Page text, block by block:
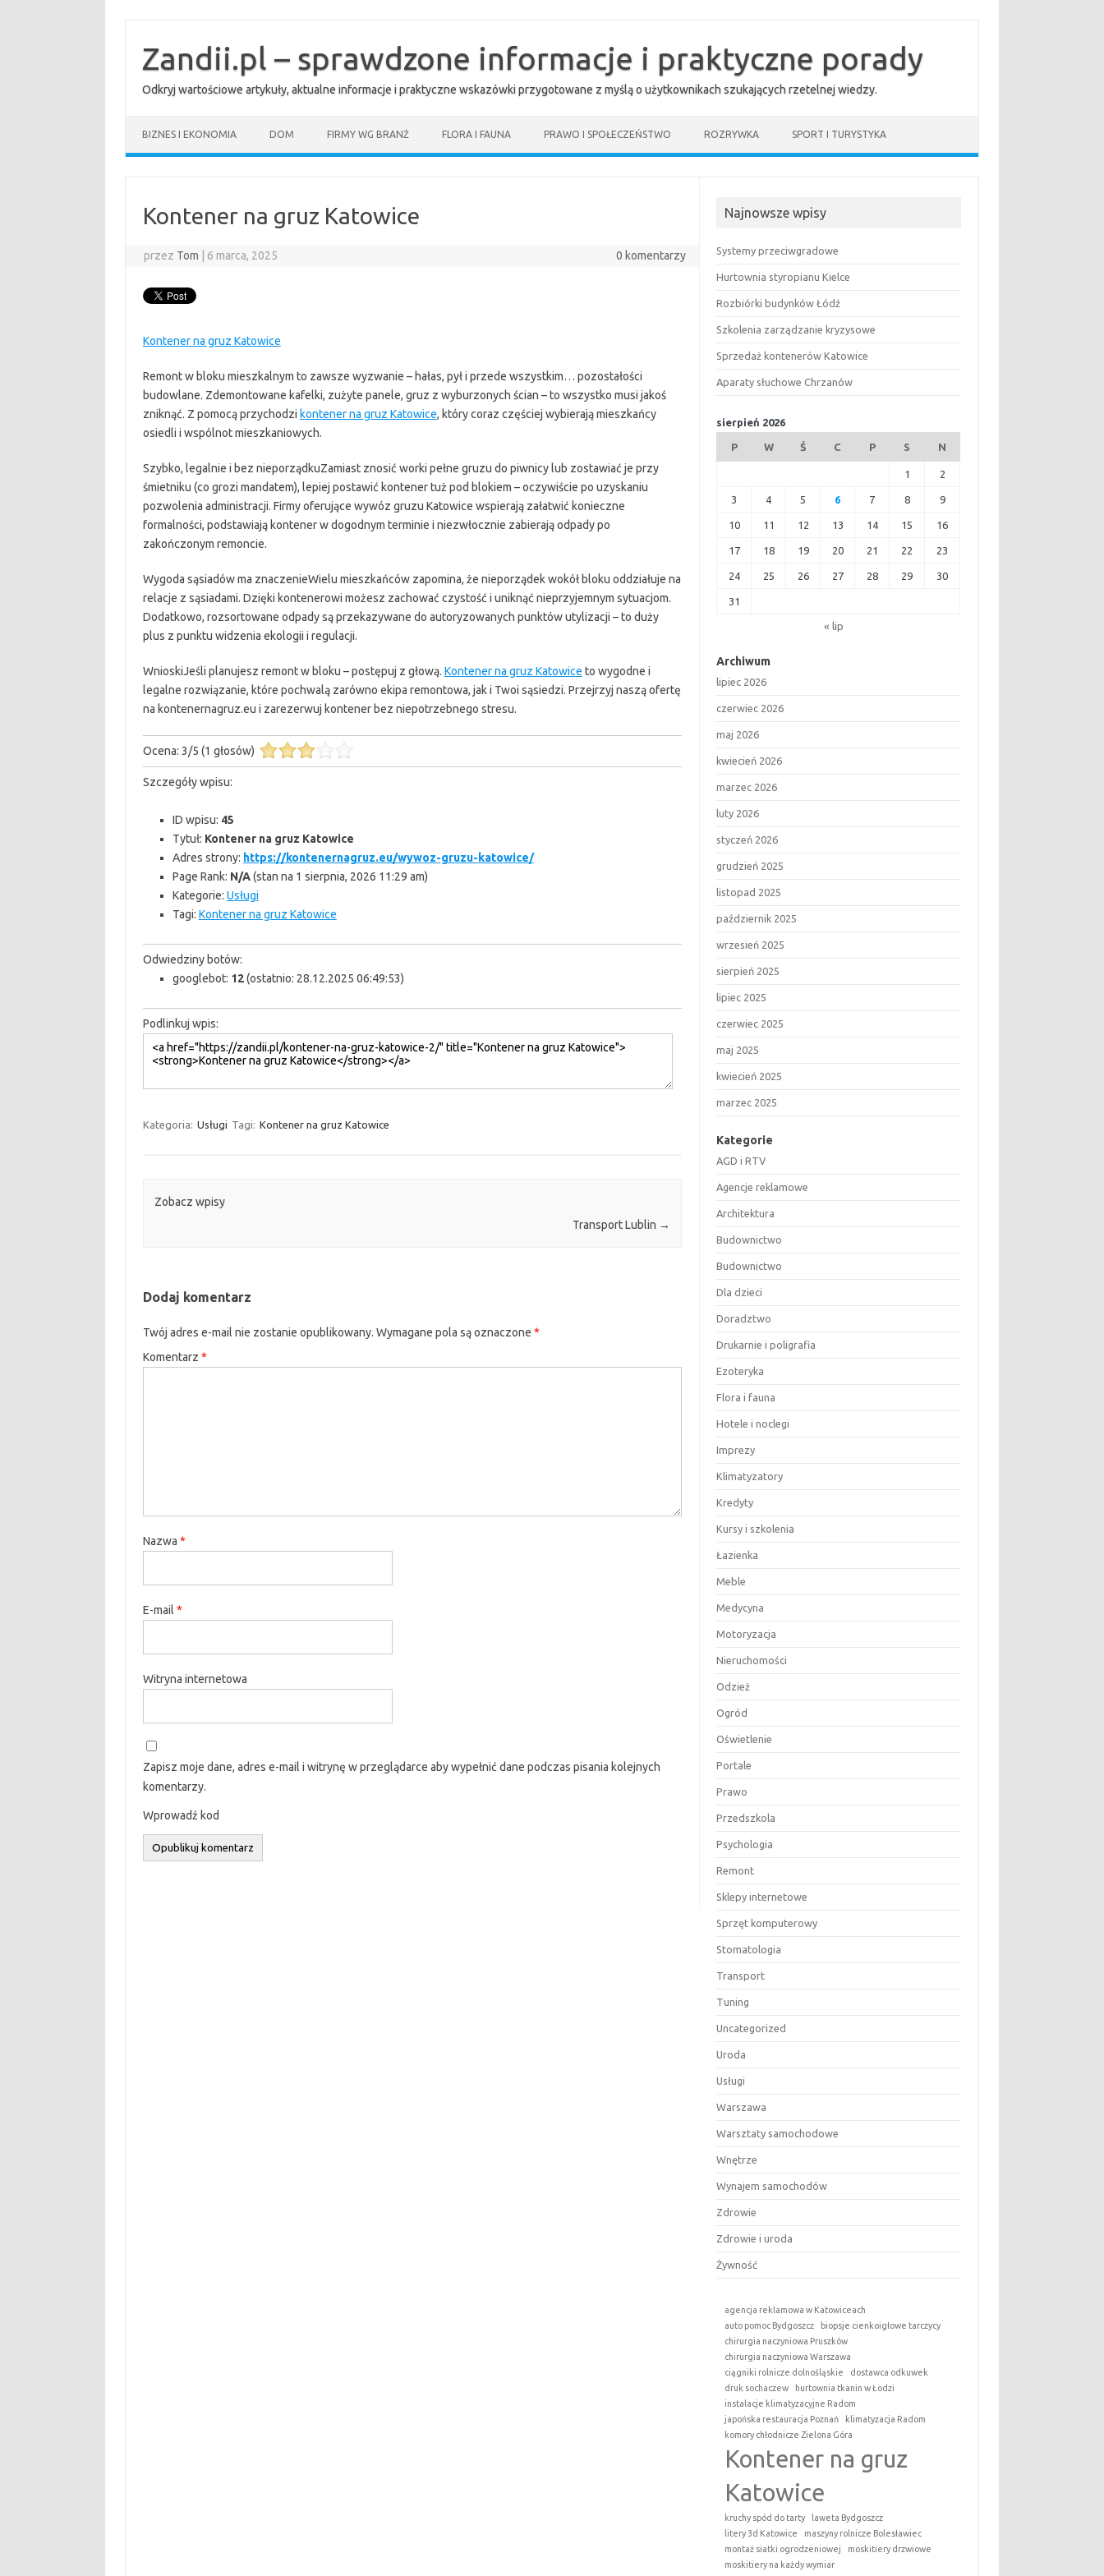
treściZandii.pl – sprawdzone informacje i praktyczne porady
Odkryj wartościowe artykuły, aktualne informacje i praktyczne wskazówki przygotowane z myślą o użytkownikach szukających rzetelnej wiedzy.
BIZNES I EKONOMIA DOM FIRMY WG BRANŻ FLORA I FAUNA PRAWO I SPOŁECZEŃSTWO ROZRYWKA SPORT I TURYSTYKA
Kontener na gruz Katowice
przez Tom 6 marca, 2025 0 komentarzy
Kontener na gruz Katowice
Remont w bloku mieszkalnym to zawsze wyzwanie – hałas, pył i przede wszystkim… pozostałości
budowlane. Zdemontowane kafelki, zużyte panele, gruz z wyburzonych ścian – to wszystko musi jakoś
zniknąć. Z pomocą przychodzi kontener na gruz Katowice, który coraz częściej wybierają mieszkańcy
osiedli i wspólnot mieszkaniowych.
Szybko, legalnie i bez nieporządkuZamiast znosić worki pełne gruzu do piwnicy lub zostawiać je przy
śmietniku (co grozi mandatem), lepiej postawić kontener tuż pod blokiem – oczywiście po uzyskaniu
pozwolenia administracji. Firmy oferujące wywóz gruzu Katowice wspierają załatwić konieczne
formalności, podstawiają kontener w dogodnym terminie i niezwłocznie zabierają odpady po
zakończonym remoncie.
Wygoda sąsiadów ma znaczenieWielu mieszkańców zapomina, że nieporządek wokół bloku oddziałuje na
relacje z sąsiadami. Dzięki kontenerowi możesz zachować czystość i uniknąć nieprzyjemnym sytuacjom.
Dodatkowo, rozsortowane odpady są przekazywane do autoryzowanych punktów utylizacji – to duży
plus z punktu widzenia ekologii i regulacji.
WnioskiJeśli planujesz remont w bloku – postępuj z głową. Kontener na gruz Katowice to wygodne i
legalne rozwiązanie, które pochwalą zarówno ekipa remontowa, jak i Twoi sąsiedzi. Przejrzyj naszą ofertę
na kontenernagruz.eu i zarezerwuj kontener bez niepotrzebnego stresu.
Ocena: 3/5 (1 głosów)
Szczegóły wpisu:
ID wpisu: 45
Tytuł: Kontener na gruz Katowice
Adres strony: https://kontenernagruz.eu/wywoz-gruzu-katowice/
Page Rank: N/A(stan na 1 sierpnia, 2026 11:29 am)
Kategorie: Usługi
Tagi: Kontener na gruz Katowice
Odwiedziny botów:
googlebot: 12(ostatnio: 28.12.2025 06:49:53)
Podlinkuj wpis:
Kategoria: Usługi Tagi: Kontener na gruz Katowice
Zobacz wpisy
Transport Lublin →
Dodaj komentarz
Twój adres e-mail nie zostanie opublikowany. Wymagane pola są oznaczone *
Komentarz *
Nazwa *
E-mail *
Witryna internetowa
Zapisz moje dane, adres e-mail i witrynę w przeglądarce aby wypełnić dane podczas pisania kolejnych
komentarzy.
Wprowadź kod
Najnowsze wpisy
Systemy przeciwgradowe
Hurtownia styropianu Kielce
Rozbiórki budynków Łódź
Szkolenia zarządzanie kryzysowe
Sprzedaż kontenerów Katowice
Aparaty słuchowe Chrzanów
sierpień 2026
P W Ś C P S N
1 2
3 4 5 6 7 8 9
10 11 12 13 14 15 16
17 18 19 20 21 22 23
24 25 26 27 28 29 30
31
« lip
Archiwum
lipiec 2026
czerwiec 2026
maj 2026
kwiecień 2026
marzec 2026
luty 2026
styczeń 2026
grudzień 2025
listopad 2025
październik 2025
wrzesień 2025
sierpień 2025
lipiec 2025
czerwiec 2025
maj 2025
kwiecień 2025
marzec 2025
Kategorie
AGD i RTV
Agencje reklamowe
Architektura
Budownictwo
Budownictwo
Dla dzieci
Doradztwo
Drukarnie i poligrafia
Ezoteryka
Flora i fauna
Hotele i noclegi
Imprezy
Klimatyzatory
Kredyty
Kursy i szkolenia
Łazienka
Meble
Medycyna
Motoryzacja
Nieruchomości
Odzież
Ogród
Oświetlenie
Portale
Prawo
Przedszkola
Psychologia
Remont
Sklepy internetowe
Sprzęt komputerowy
Stomatologia
Transport
Tuning
Uncategorized
Uroda
Usługi
Warszawa
Warsztaty samochodowe
Wnętrze
Wynajem samochodów
Zdrowie
Zdrowie i uroda
Żywność
agencja reklamowa w Katowiceach
auto pomoc Bydgoszcz
biopsje cienkoigłowe tarczycy
chirurgia naczyniowa Pruszków
chirurgia naczyniowa Warszawa
ciągniki rolnicze dolnośląskie
dostawca odkuwek
druk sochaczew
hurtownia tkanin w Łodzi
instalacje klimatyzacyjne Radom
japońska restauracja Poznań
klimatyzacja Radom
komory chłodnicze Zielona Góra
Kontener na gruz
Katowice
kruchy spód do tarty
laweta Bydgoszcz
litery 3d Katowice
maszyny rolnicze Bolesławiec
montaż siatki ogrodzeniowej
moskitiery drzwiowe
moskitiery na każdy wymiar